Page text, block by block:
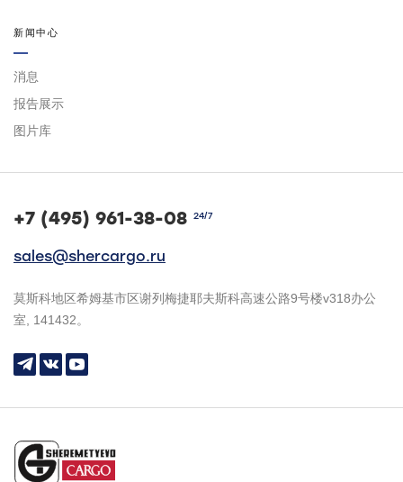
新闻中心
消息
报告展示
图片库
+7 (495) 961-38-08 24/7
sales@shercargo.ru
莫斯科地区希姆基市区谢列梅捷耶夫斯科高速公路9号楼v318办公
室, 141432。